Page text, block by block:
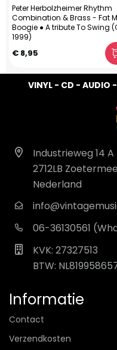
Peter Herbolzheimer Rhythm
Combination & Brass - Fat
Boogie ● A tribute To Swing
1999)
€ 8,95
VINYL - CD - AUDIO -
Industrieweg 14 A
2712LB
Nederland
06-36130561
KVK: 27327513
BTW:
Informatie
Contact
Verzendkosten